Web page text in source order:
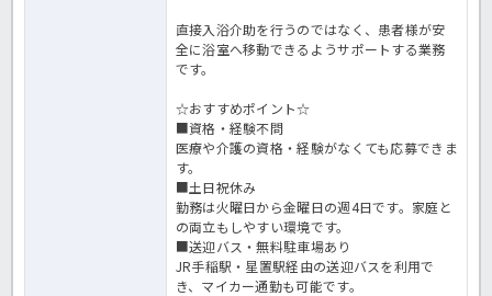
直接入浴介助を行うのではなく、患者様が安
全に浴室へ移動できるようサポートする業務
です。
☆おすすめポイント☆
■資格・経験不問
医療や介護の資格・経験がなくても応募できま
す。
■土日祝休み
勤務は火曜日から金曜日の週4日です。家庭と
の両立もしやすい環境です。
■送迎バス・無料駐車場あり
JR手稲駅・星置駅経由の送迎バスを利用で
き、マイカー通勤も可能です。